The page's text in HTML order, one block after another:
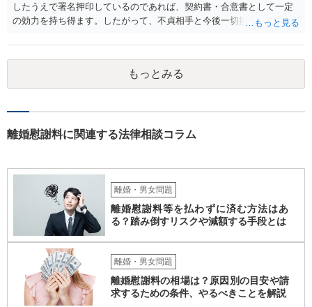
したうえで署名押印しているのであれば、契約書・合意書として一定
の効力を持ち得ます。したがって、不貞相手と今後一切接触しないこ
れば、違反が認められる場合、違約金として１００万円を請求する余
地はあります。ただ、実際に支払わせるには、まず「その電話番号が
不貞相手のものであること」「夫がその相手と通話していたこと」
「それが誓約書で禁止された接触に当たること」を立証する必要があ
という点については、直ちに無効とまではいえないと考えられます
もっとみる
離婚慰謝料に関連する法律相談コラム
離婚・男女問題
離婚慰謝料等を払わずに済む方法はあ
る？踏み倒すリスクや減額する手段とは
離婚・男女問題
離婚慰謝料の相場は？原因別の目安や請
求するための条件、やるべきことを解説